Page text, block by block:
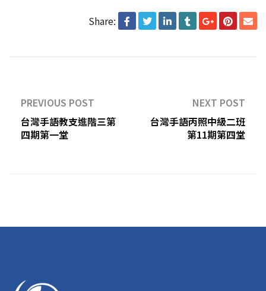
Share:
PREVIOUS POST
台灣手語教支進階三第
四期第一堂
NEXT POST
台灣手語丙照中級二班
第11期第四堂